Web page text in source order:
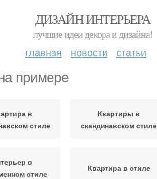
ДИЗАЙН ИНТЕРЬЕРА
лучшие идеи декора и дизайна!
главная новости статьи
примере
в
стиле
Квартиры в
скандинавском стиле
в
стиле
Квартира в стиле